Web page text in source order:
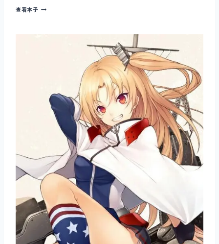
查看本子南